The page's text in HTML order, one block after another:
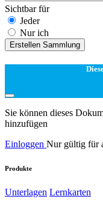
Sichtbar für
Jeder
Nur ich
Erstellen Sammlung
Sie können dieses
hinzufügen
Einloggen Nur gültig für
Produkte
Unterlagen Lernkarten